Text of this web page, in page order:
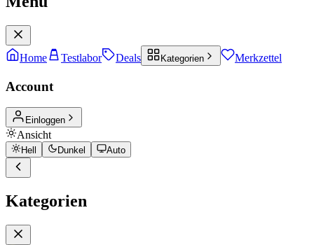
Home Testlabor Deals Kategorien Merkzettel
Account
Einloggen
Ansicht
Hell Dunkel Auto
Kategorien